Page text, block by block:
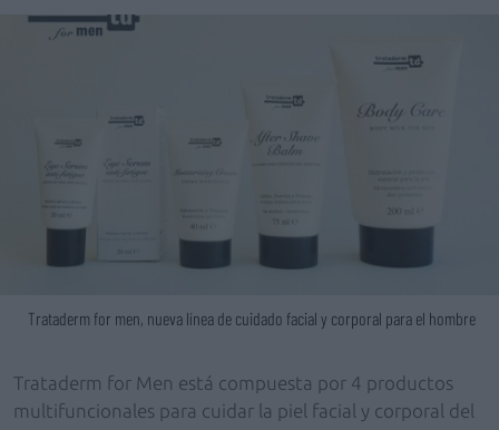
Trataderm for men, nueva línea de cuidado facial y corporal para el hombre
Trataderm for Men está compuesta por 4 productos
multifuncionales para cuidar la piel facial y corporal del